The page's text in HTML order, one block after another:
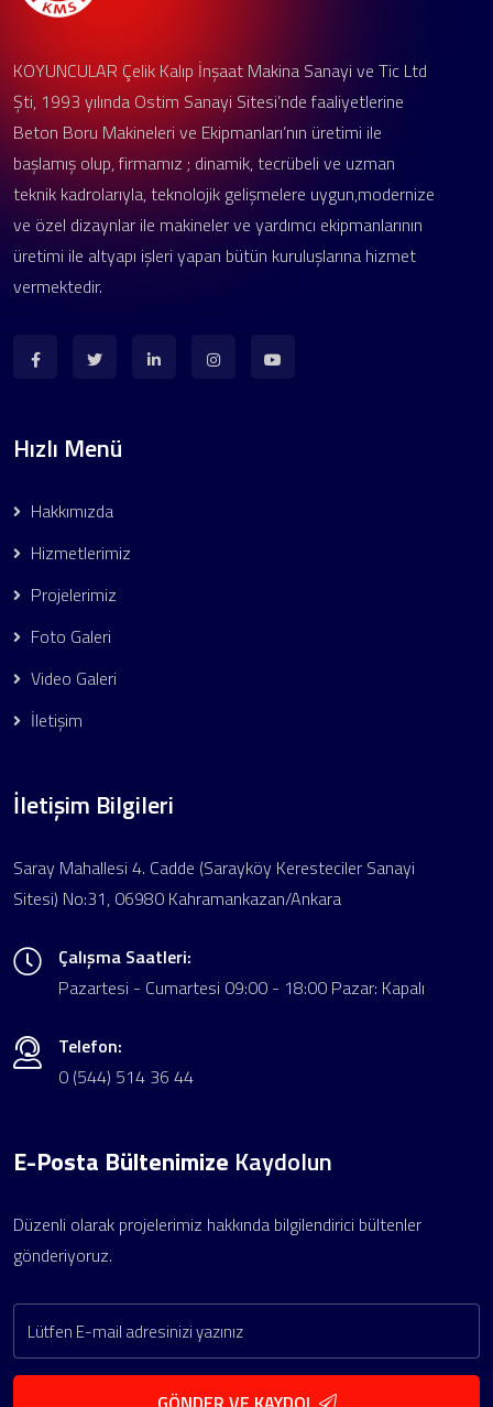
KOYUNCULAR Çelik Kalıp İnşaat Makina Sanayi ve Tic Ltd
Şti, 1993 yılında Ostim Sanayi Sitesi’nde faaliyetlerine
Beton Boru Makineleri ve Ekipmanları’nın üretimi ile
başlamış olup, firmamız ; dinamik, tecrübeli ve uzman
teknik kadrolarıyla, teknolojik gelişmelere uygun,modernize
ve özel dizaynlar ile makineler ve yardımcı ekipmanlarının
üretimi ile altyapı işleri yapan bütün kuruluşlarına hizmet
vermektedir.
Hızlı Menü
Hakkımızda
Hizmetlerimiz
Projelerimiz
Foto Galeri
Video Galeri
İletişim
İletişim Bilgileri
Saray Mahallesi 4. Cadde (Sarayköy Keresteciler Sanayi
Sitesi) No:31, 06980 Kahramankazan/Ankara
Çalışma Saatleri:
Pazartesi - Cumartesi 09:00 - 18:00 Pazar: Kapalı
Telefon:
0 (544) 514 36 44
E-Posta Bültenimize Kaydolun
Düzenli olarak projelerimiz hakkında bilgilendirici bültenler
gönderiyoruz.